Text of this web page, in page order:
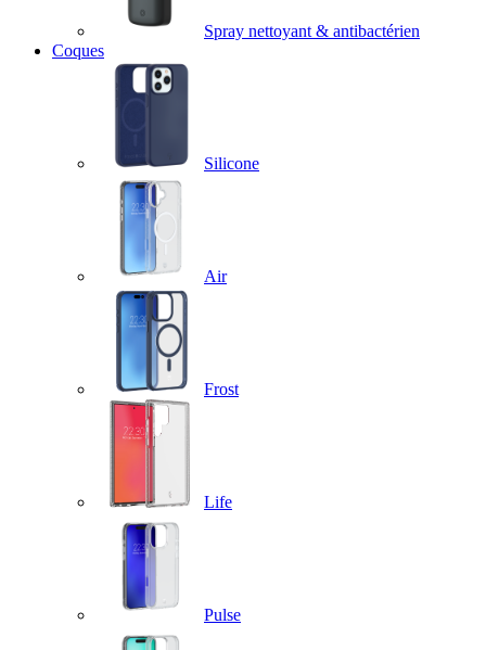
Spray nettoyant & antibactérien
Coques
Silicone
Air
Frost
Life
Pulse